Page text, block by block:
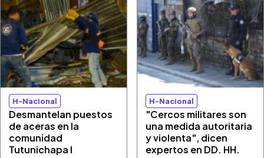
H-Nacional
Desmantelan puestos
de aceras en la
comunidad
Tutunichapa I
H-Nacional
"Cercos militares son
una medida autoritaria
y violenta", dicen
expertos en DD. HH.